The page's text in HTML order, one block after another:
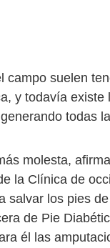
campo suelen
y todavía
todas
molesta,
la Clínica de
salvar los pies
de Pie
él las